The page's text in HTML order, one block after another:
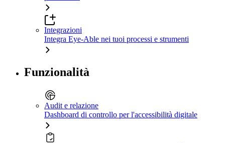
Integrazioni
Integra Eye-Able nei tuoi processi e strumenti
Funzionalità
Audit e relazione
Dashboard di controllo per l'accessibilità digitale